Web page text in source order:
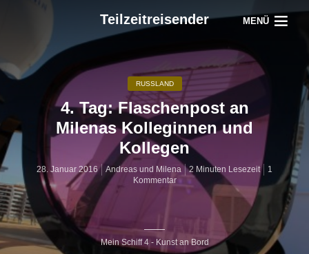
Teilzeitreisender MENÜ
Mein Schiff 4 - Kunst an Bord
RUSSLAND
4. Tag: Flaschenpost an
Milenas Kolleginnen und
Kollegen
28. Januar 2016 Andreas und Milena 2 Minuten Lesezeit
1
Kommentar